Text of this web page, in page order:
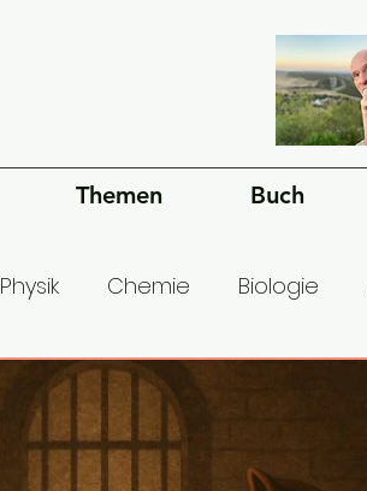
Themen Buch
Physik Chemie Biologie
Gesellschaft